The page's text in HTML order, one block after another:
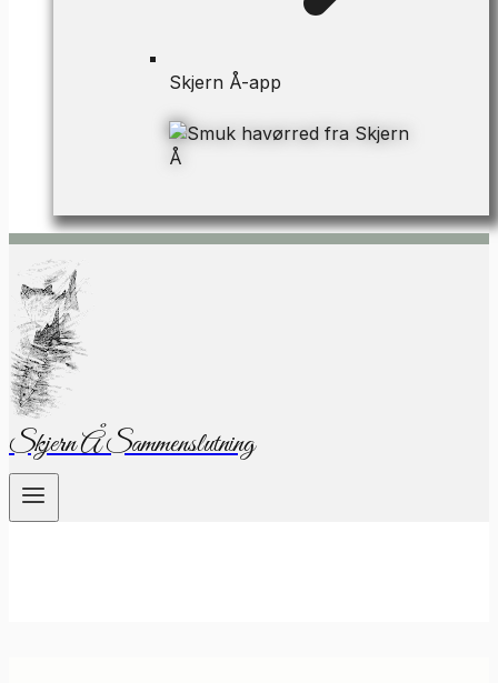
Skjern Å-app
Skjern Å Sammenslutning